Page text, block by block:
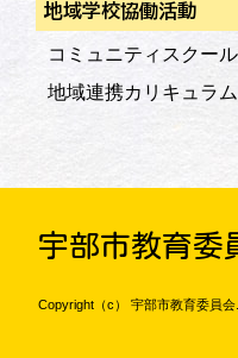
地域学校協働活動
コミュニティスクール
地域連携カリキュラム
宇部市教育委
Copyright（c） 宇部市教育委員会